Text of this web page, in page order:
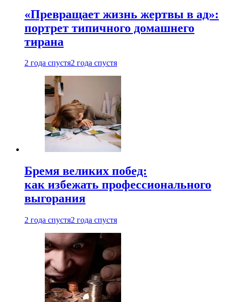
«Превращает жизнь жертвы в ад»:
портрет типичного домашнего
тирана
2 года спустя2 года спустя
Бремя великих побед:
как избежать профессионального
выгорания
2 года спустя2 года спустя